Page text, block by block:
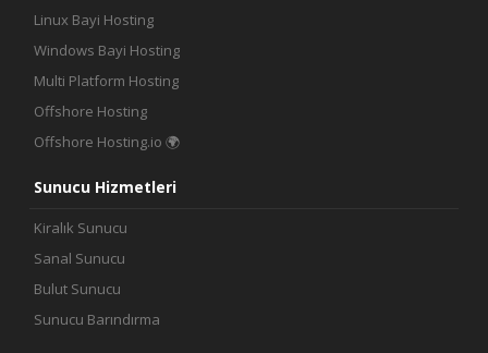
Linux Bayi Hosting
Windows Bayi Hosting
Multi Platform Hosting
Offshore Hosting
Offshore Hosting.io 🌍
Sunucu Hizmetleri
Kiralık Sunucu
Sanal Sunucu
Bulut Sunucu
Sunucu Barındırma